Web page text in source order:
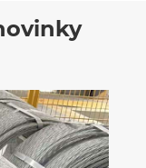
moderní